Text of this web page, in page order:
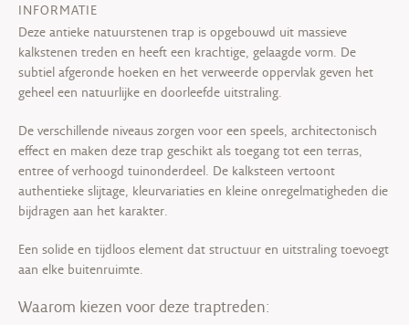
INFORMATIE
Deze antieke natuurstenen trap is opgebouwd uit massieve
kalkstenen treden en heeft een krachtige, gelaagde vorm. De
subtiel afgeronde hoeken en het verweerde oppervlak geven het
geheel een natuurlijke en doorleefde uitstraling.
De verschillende niveaus zorgen voor een speels, architectonisch
effect en maken deze trap geschikt als toegang tot een terras,
entree of verhoogd tuinonderdeel. De kalksteen vertoont
authentieke slijtage, kleurvariaties en kleine onregelmatigheden die
bijdragen aan het karakter.
Een solide en tijdloos element dat structuur en uitstraling toevoegt
aan elke buitenruimte.
Waarom kiezen voor deze traptreden: